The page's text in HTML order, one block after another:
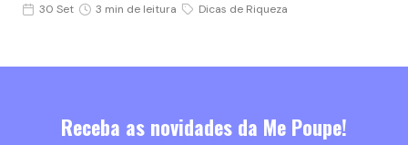
30 Set 3 min de leitura Dicas de Riqueza
Receba as novidades da Me Poupe!